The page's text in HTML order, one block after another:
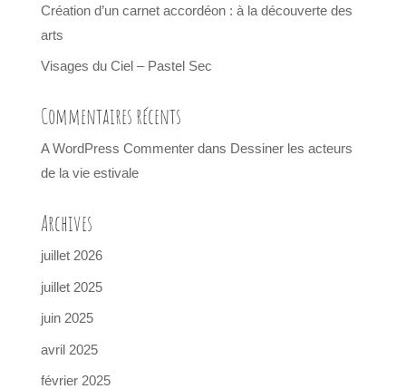
Création d’un carnet accordéon : à la découverte des
arts
Visages du Ciel – Pastel Sec
Commentaires récents
A WordPress Commenterdans Dessiner les acteurs
de la vie estivale
Archives
juillet 2026
juillet 2025
juin 2025
avril 2025
février 2025